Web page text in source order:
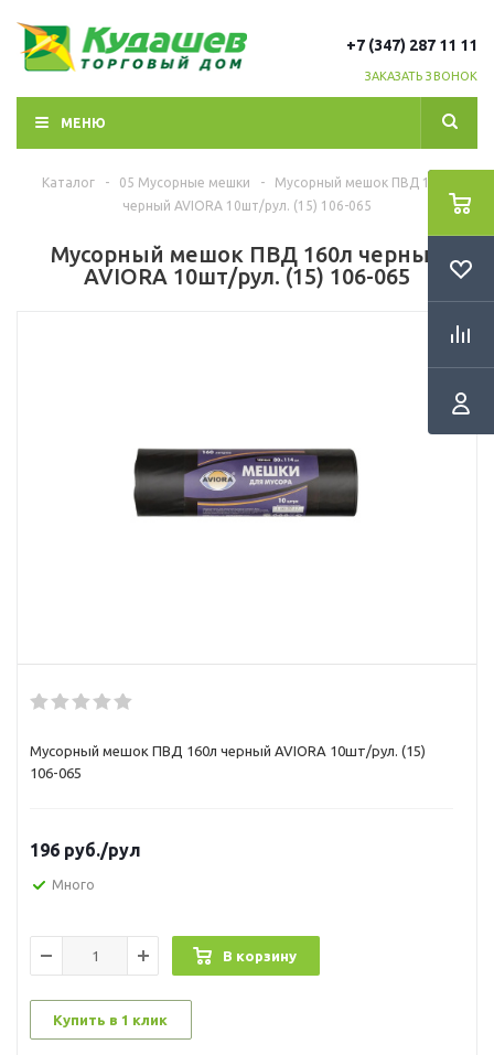
+7 (347) 287 11 11
ЗАКАЗАТЬ ЗВОНОК
МЕНЮ
Каталог - 05 Мусорные мешки -
Мусорный мешок ПВД 160л
черный AVIORA 10шт/рул. (15) 106-065
Мусорный мешок ПВД 160л черный
AVIORA 10шт/рул. (15) 106-065
Мусорный мешок ПВД 160л черный AVIORA 10шт/рул. (15)
106-065
196 руб./рул
Много
В корзину
Купить в 1 клик